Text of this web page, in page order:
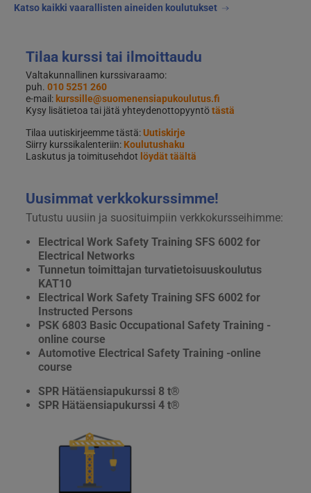
Katso kaikki vaarallisten aineiden koulutukset
Tilaa kurssi tai ilmoittaudu
Valtakunnallinen kurssivaraamo:
puh. 010 5251 260
e-mail: kurssille@suomenensiapukoulutus.fi
Kysy lisätietoa tai jätä yhteydenottopyyntötästä
Tilaa uutiskirjeemme tästä:Uutiskirje
Siirry kurssikalenteriin: Koulutushaku
Laskutus ja toimitusehdot löydät täältä
Uusimmat verkkokurssimme!
Tutustu uusiin ja suosituimpiin verkkokursseihimme:
Electrical Work Safety Training SFS 6002 for
Electrical Networks
Tunnetun toimittajan turvatietoisuuskoulutus
KAT10
Electrical Work Safety Training SFS 6002 for
Instructed Persons
PSK 6803 Basic Occupational Safety Training -
online course
Automotive Electrical Safety Training -online
course
SPR Hätäensiapukurssi 8 t®
SPR Hätäensiapukurssi 4 t®